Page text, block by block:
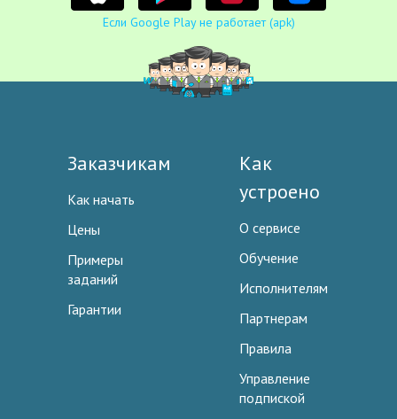
Если Google Play не работает (apk)
Заказчикам
Как начать
Цены
Примеры
заданий
Гарантии
Как
устроено
О сервисе
Обучение
Исполнителям
Партнерам
Правила
Управление
подпиской